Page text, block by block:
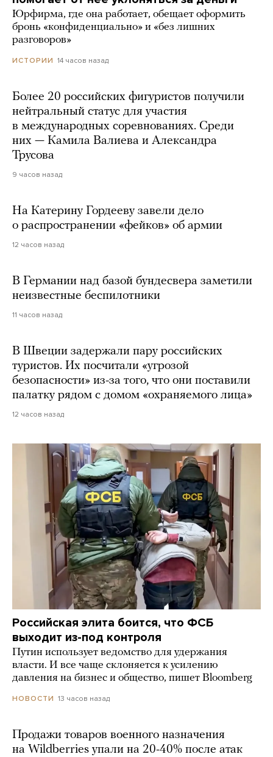
Юрфирма, где она работает, обещает оформить
бронь «конфиденциально» и «без лишних
разговоров»
ИСТОРИИ 14 часов назад
Более 20 российских фигуристов получили
нейтральный статус для участия
в международных соревнованиях. Среди
них — Камила Валиева и Александра
Трусова
9 часов назад
На Катерину Гордееву завели дело
о распространении «фейков» об армии
12 часов назад
В Германии над базой бундесвера заметили
неизвестные беспилотники
11 часов назад
В Швеции задержали пару российских
туристов. Их посчитали «угрозой
безопасности» из-за того, что они поставили
палатку рядом с домом «охраняемого лица»
12 часов назад
Российская элита боится, что ФСБ
выходит из-под контроля
Путин использует ведомство для удержания
власти. И все чаще склоняется к усилению
давления на бизнес и общество, пишет Bloomberg
НОВОСТИ 13 часов назад
Продажи товаров военного назначения
на Wildberries упали на 20-40% после атак